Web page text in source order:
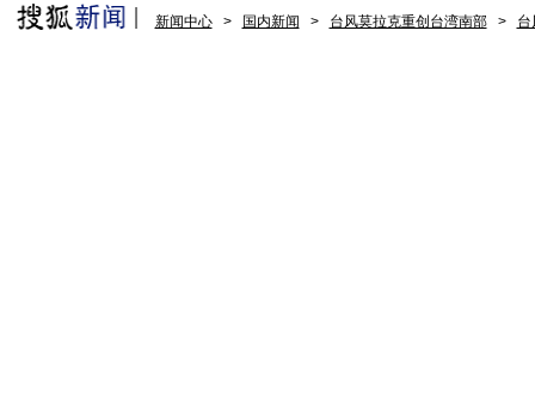
新闻中心 > 国内新闻 > 台风莫拉克重创台湾南部 > 台